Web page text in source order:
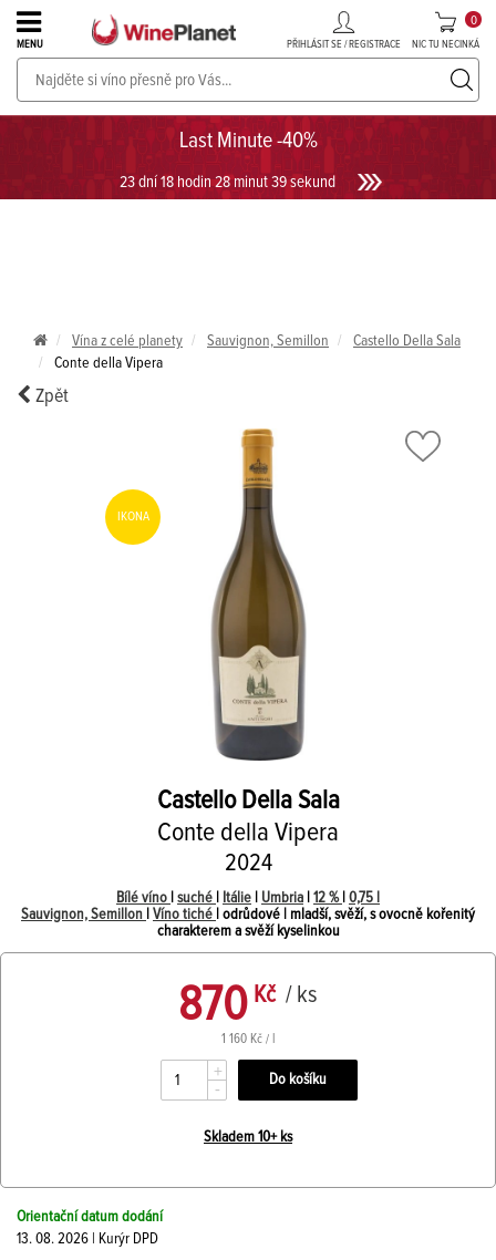
Last Minute -40%
23 dní 18 hodin 28 minut 39 sekund
MENU PŘIHLÁSIT SE / REGISTRACE NIC TU NECINKÁ
0
PROSECCO v akci až do -30%!UKÁZAT PROSECCO
Vína z celé planety Sauvignon, Semillon
Castello Della Sala
Conte della Vipera
Zpět
IKONA
Castello Della Sala
Conte della Vipera
2024
Bílé víno suché Itálie Umbria 12 % 0,75 l
Sauvignon, Semillon
Víno tiché
| odrůdové | mladší, svěží, s ovocně kořenitý
charakterem a svěží kyselinkou
870 Kč / ks
1 160 Kč / l
+
-
Skladem 10+ ks
Orientační datum dodání
13. 08. 2026 | Kurýr DPD